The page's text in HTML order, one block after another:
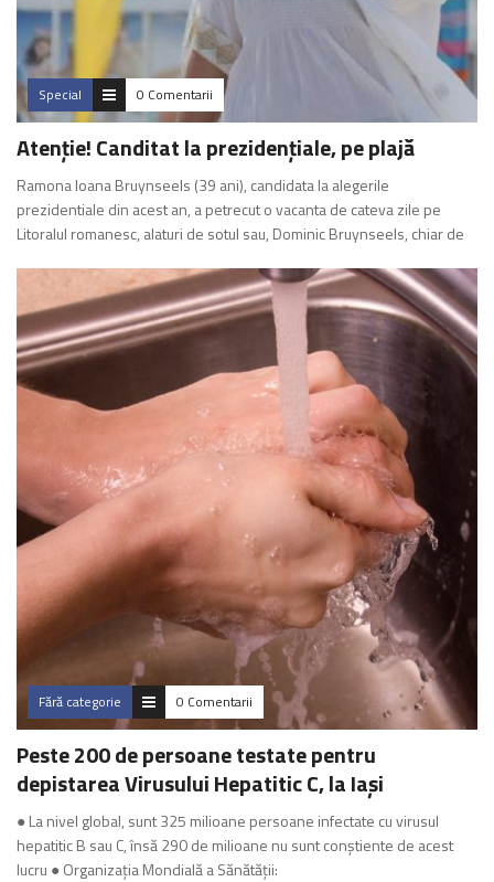
Special 0 Comentarii
Atenție! Canditat la prezidențiale, pe plajă
Ramona Ioana Bruynseels (39 ani), candidata la alegerile
prezidentiale din acest an, a petrecut o vacanta de cateva zile pe
Litoralul romanesc, alaturi de sotul sau, Dominic Bruynseels, chiar de
Fără categorie 0 Comentarii
Peste 200 de persoane testate pentru
depistarea Virusului Hepatitic C, la Iași
● La nivel global, sunt 325 milioane persoane infectate cu virusul
hepatitic B sau C, însă 290 de milioane nu sunt conștiente de acest
lucru ● Organizația Mondială a Sănătății: